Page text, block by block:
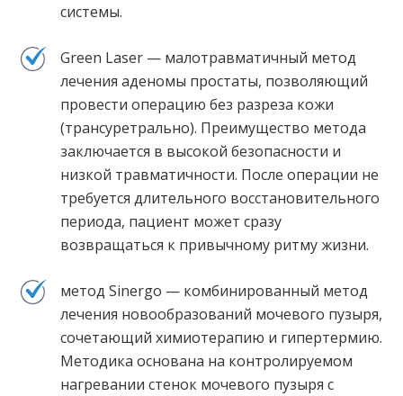
системы.
Green Laser — малотравматичный метод
лечения аденомы простаты, позволяющий
провести операцию без разреза кожи
(трансуретрально). Преимущество метода
заключается в высокой безопасности и
низкой травматичности. После операции не
требуется длительного восстановительного
периода, пациент может сразу
возвращаться к привычному ритму жизни.
метод Sinergo — комбинированный метод
лечения новообразований мочевого пузыря,
сочетающий химиотерапию и гипертермию.
Методика основана на контролируемом
нагревании стенок мочевого пузыря с